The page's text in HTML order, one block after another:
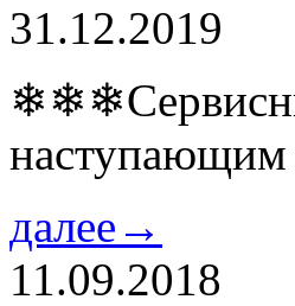
31.12.2019
далее→
11.09.2018